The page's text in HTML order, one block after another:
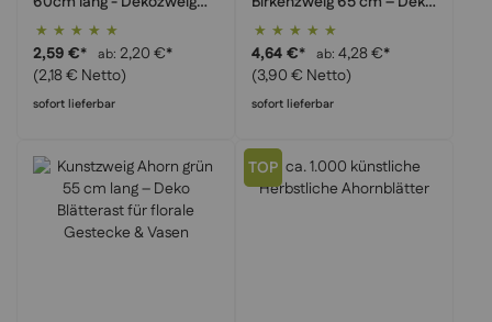
mit Textilblättern zum
Basteln
Bewertung:
100%
2,59 €* ab 2,20 €*
(2,18 € Netto)
sofort lieferbar
Ast mit Birkenblättern für
Vasen & Floristik
Bewertung:
100%
4,64 €* ab 4,28 €*
(3,90 € Netto)
sofort lieferbar
TOP